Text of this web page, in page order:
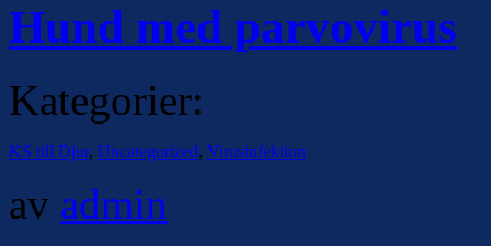
Hund med parvovirus
Kategorier:
KS till Djur, Uncategorized, Virusinfektion
av admin